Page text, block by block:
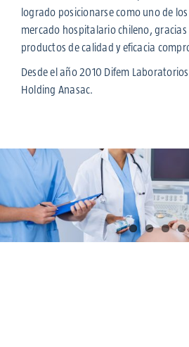
logrado posicionarse como uno de
mercado hospitalario chileno,
productos de calidad y eficacia
Desde el año 2010 Difem
Holding Anasac.